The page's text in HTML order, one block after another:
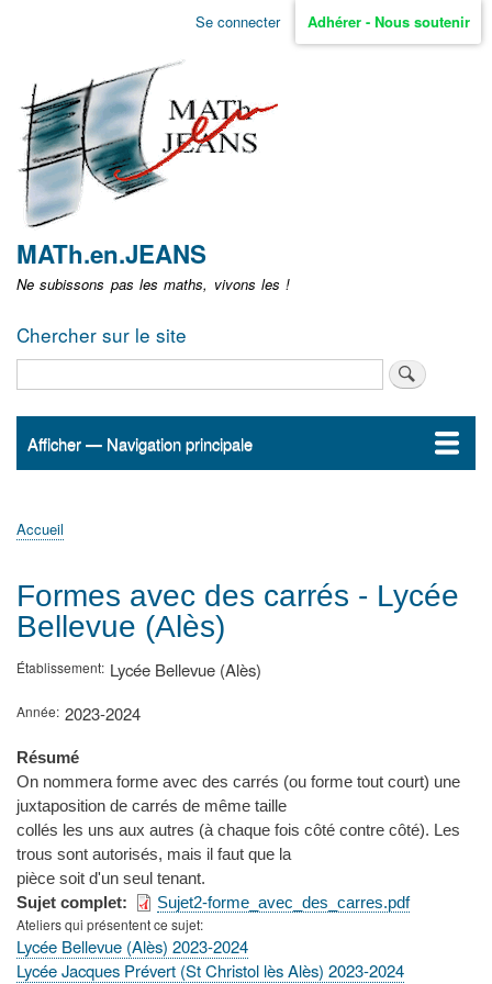
Aller
non
identifié
Se connecter Adhérer - Nous soutenir
MATh.en.JEANS
Ne subissons pas les maths, vivons les !
Chercher sur le site
Navigation
Afficher — Navigation principale
Accueil
ActualitésMATh.en.JEANS ?
Régions et Ateliers
Créer, gérer un atelier
Sujets/Publications
Congrès
d'Ariane
Accueil
Formes avec des carrés - Lycée
Bellevue (Alès)
Établissement Lycée Bellevue (Alès)
Année 2023-2024
Résumé
On nommera forme avec des carrés (ou forme tout court) une
juxtaposition de carrés de même taille
collés les uns aux autres (à chaque fois côté contre côté). Les
trous sont autorisés, mais il faut que la
pièce soit d'un seul tenant.
Sujet complet
Sujet2-forme_avec_des_carres.pdf
Ateliers qui présentent ce sujet
Lycée Bellevue (Alès) 2023-2024
Lycée Jacques Prévert (St Christol lès Alès) 2023-2024